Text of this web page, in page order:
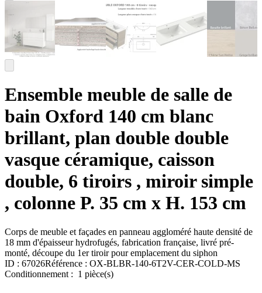
Ensemble meuble de salle de
bain Oxford 140 cm blanc
brillant, plan double double
vasque céramique, caisson
double, 6 tiroirs , miroir simple
, colonne P. 35 cm x H. 153 cm
Corps de meuble et façades en panneau aggloméré haute densité de
18 mm d'épaisseur hydrofugés, fabrication française, livré pré-
monté, découpe du 1er tiroir pour emplacement du siphon
ID : 67026Référence : OX-BLBR-140-6T2V-CER-COLD-MS
Conditionnement : 1 pièce(s)